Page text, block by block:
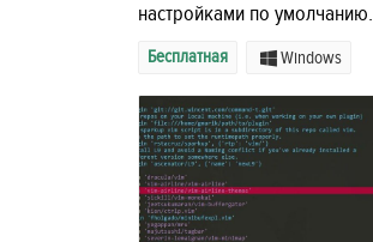
настройками по умолчанию.
Бесплатная Windows